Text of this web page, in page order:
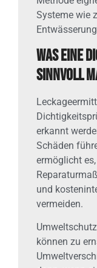
Systeme wie
Was eine
sinnvoll
erkannt
Schäden
ermöglicht
und
vermeiden.
können zu